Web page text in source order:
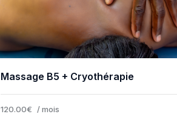
BUY NOW
Massage B5 + Cryothérapie
120.00€ / mois